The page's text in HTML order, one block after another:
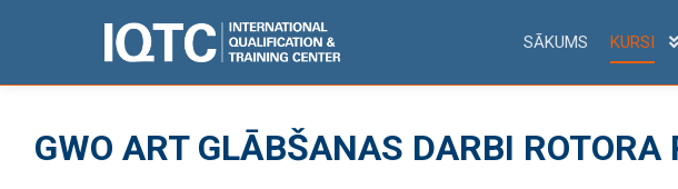
SĀKUMS KURSI
GWO ART GLĀBŠANAS DARBI